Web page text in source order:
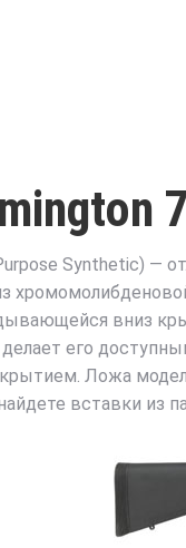
Synthetic) —
вниз
его
Ложа
вставки из